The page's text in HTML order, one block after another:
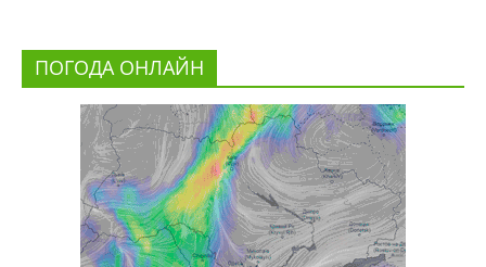
ПОГОДА ОНЛАЙН